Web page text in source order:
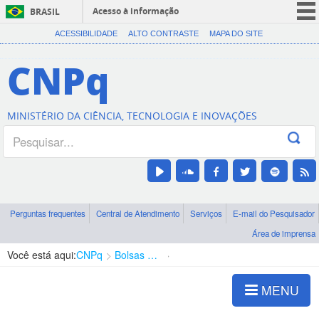
BRASIL
Acesso à informação
CORONAVÍRUS (COVID-19)
Canais
ACESSIBILIDADE ALTO CONTRASTE MAPA DO SITE
CNPq
MINISTÉRIO DA CIÊNCIA, TECNOLOGIA E INOVAÇÕES
Perguntas frequentes Central de Atendimento Serviços
E-mail do Pesquisador
Área de imprensa
Você está aqui:CNPq Bolsas e Auxílios Vigentes
MENU